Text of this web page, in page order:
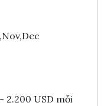
2.200 USD mỗi